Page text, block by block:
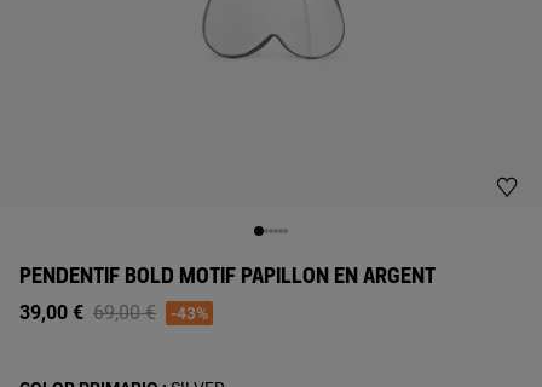
PENDENTIF BOLD MOTIF PAPILLON EN ARGENT
39,00 € Price reduced from
69,00 €to-43%